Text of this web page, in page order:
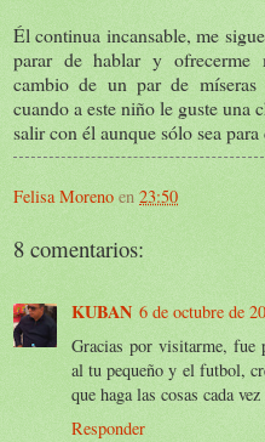
Él continua incansable, me
parar de hablar y ofrecerme
cambio de un par de
cuando a este niño le guste una
salir con él aunque sólo sea
Felisa Moreno en 23:50
8 comentarios:
KUBAN 6 de octubre de
Gracias por visitarme, fue
al tu pequeño y el futbol,
que haga las cosas cada
Responder